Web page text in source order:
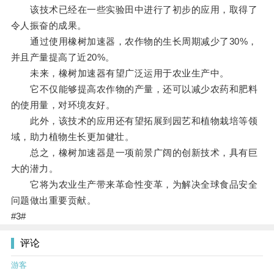
该技术已经在一些实验田中进行了初步的应用，取得了
令人振奋的成果。
通过使用橡树加速器，农作物的生长周期减少了30%，
并且产量提高了近20%。
未来，橡树加速器有望广泛运用于农业生产中。
它不仅能够提高农作物的产量，还可以减少农药和肥料
的使用量，对环境友好。
此外，该技术的应用还有望拓展到园艺和植物栽培等领
域，助力植物生长更加健壮。
总之，橡树加速器是一项前景广阔的创新技术，具有巨
大的潜力。
它将为农业生产带来革命性变革，为解决全球食品安全
问题做出重要贡献。
#3#
评论
游客